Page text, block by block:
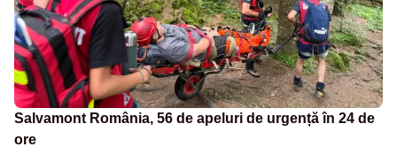
Salvamont România, 56 de apeluri de urgență în 24 de
ore